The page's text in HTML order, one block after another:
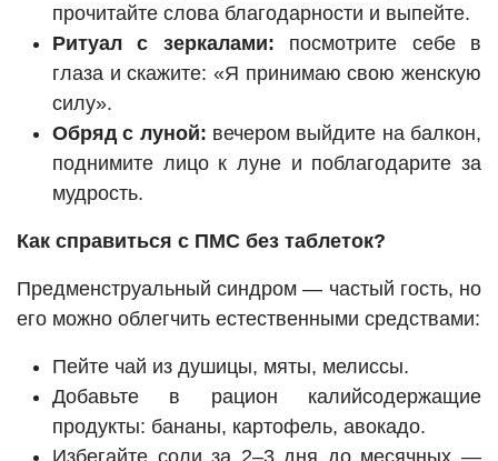
прочитайте слова благодарности и выпейте.
Ритуал с зеркалами: посмотрите себе в
глаза и скажите: «Я принимаю свою женскую
силу».
Обряд с луной: вечером выйдите на балкон,
поднимите лицо к луне и поблагодарите за
мудрость.
Как справиться с ПМС без таблеток?
Предменструальный синдром — частый гость, но
его можно облегчить естественными средствами:
Пейте чай из душицы, мяты, мелиссы.
Добавьте в рацион калийсодержащие
продукты: бананы, картофель, авокадо.